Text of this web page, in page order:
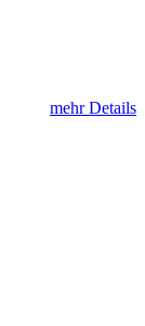
mehr Details